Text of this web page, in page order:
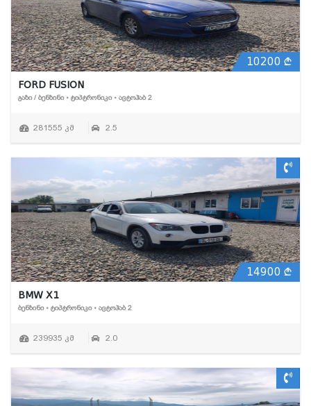
10200
FORD FUSION
ᲒᲐᲖᲘ / ᲑᲔᲜᲖᲘᲜᲘ • ᲢᲘᲞᲢᲠᲝᲜᲘᲙᲘ • ᲐᲕᲢᲝᲰᲐᲑ 2
281555 კმ 2.5
14900
BMW X1
ᲑᲔᲜᲖᲘᲜᲘ • ᲢᲘᲞᲢᲠᲝᲜᲘᲙᲘ • ᲐᲕᲢᲝᲰᲐᲑ 2
239935 კმ 2.0